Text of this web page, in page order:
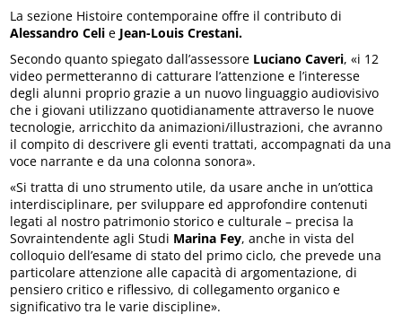
La sezione Histoire contemporaine offre il contributo di
Alessandro Celi e Jean-Louis Crestani.
Secondo quanto spiegato dall’assessore Luciano Caveri, «i 12
video permetteranno di catturare l’attenzione e l’interesse
degli alunni proprio grazie a un nuovo linguaggio audiovisivo
che i giovani utilizzano quotidianamente attraverso le nuove
tecnologie, arricchito da animazioni/illustrazioni, che avranno
il compito di descrivere gli eventi trattati, accompagnati da una
voce narrante e da una colonna sonora».
«Si tratta di uno strumento utile, da usare anche in un’ottica
interdisciplinare, per sviluppare ed approfondire contenuti
legati al nostro patrimonio storico e culturale – precisa la
Sovraintendente agli Studi Marina Fey, anche in vista del
colloquio dell’esame di stato del primo ciclo, che prevede una
particolare attenzione alle capacità di argomentazione, di
pensiero critico e riflessivo, di collegamento organico e
significativo tra le varie discipline».